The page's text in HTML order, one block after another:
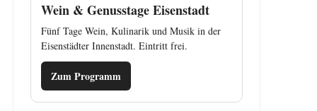
Wein & Genusstage Eisenstadt
Fünf Tage Wein, Kulinarik und Musik in der
Eisenstädter Innenstadt. Eintritt frei.
Zum Programm